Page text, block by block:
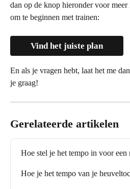
dan op de knop hieronder voor meer
om te beginnen met trainen:
Vind het juiste plan
En als je vragen hebt, laat het me
je graag!
Gerelateerde artikelen
Hoe stel je het tempo in voor een
Hoe je het tempo van je